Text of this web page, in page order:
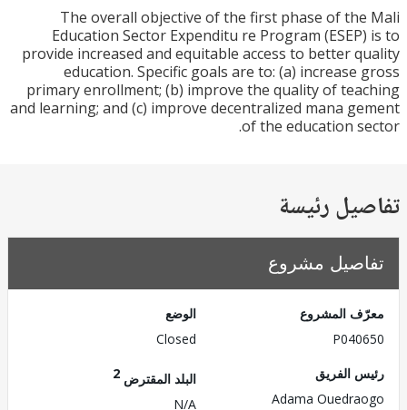
The overall objective of the first phase of
Education Sector Expenditu re Program
provide increased and equitable access to better
education. Specific goals are to: (a)
primary enrollment; (b) improve the quality of
and learning; and (c) improve decentralized mana
of the education
رئيسة
مشروع
المشروع
الفريق
Adama
البلد المقترض